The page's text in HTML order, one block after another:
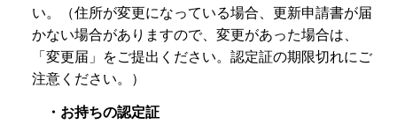
い。（住所が変更になっている場合、更新申請書が届
かない場合がありますので、変更があった場合は、
「変更届」をご提出ください。認定証の期限切れにご
注意ください。）
・お持ちの認定証